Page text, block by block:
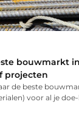
bouwmarkt
projecten
de beste
voor al je